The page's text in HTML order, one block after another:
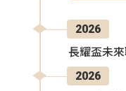
2026
長耀盃未
2026